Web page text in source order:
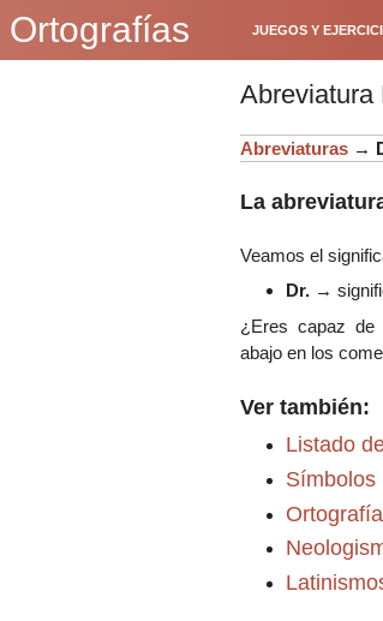
Ortografías JUEGOS Y
Abreviatura
Abreviaturas →
La
Veamos el
Dr. →
¿Eres capaz de
abajo en los
Ver también:
Listado
Símbolos